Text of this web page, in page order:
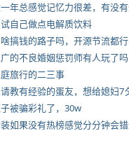
年总感觉记忆力很差，有没
自己做点电解质饮料
的不良婚姻惩罚师有人玩了吗
旅行的二三事
被骗彩礼了，30w
如果没有热榜感觉分分钟会